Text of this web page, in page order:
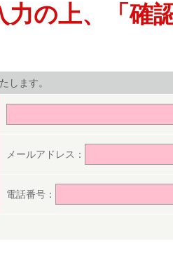
力の上、「確
します。
メールアドレス：
電話番号：